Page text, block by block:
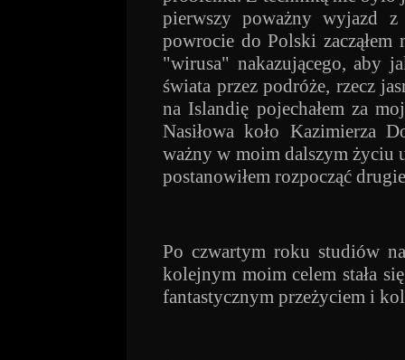
pierwszy poważny wyjazd
powrocie do Polski zacząłem
"wirusa" nakazującego, aby
świata przez podróże, rzecz
na Islandię pojechałem za
Nasiłowa koło Kazimierza
ważny w moim dalszym życiu
postanowiłem rozpocząć
Po czwartym roku studiów
kolejnym moim celem stała
fantastycznym przeżyciem i